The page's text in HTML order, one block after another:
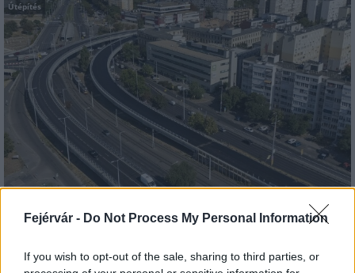
Fejérvár - Do Not Process My Personal Information
If you wish to opt-out of the sale, sharing to third parties, or
Útépítés
HE-DO BKK KM Építő Kft. Főmterv Mérnöki Tervező Zrt.
felüljárón